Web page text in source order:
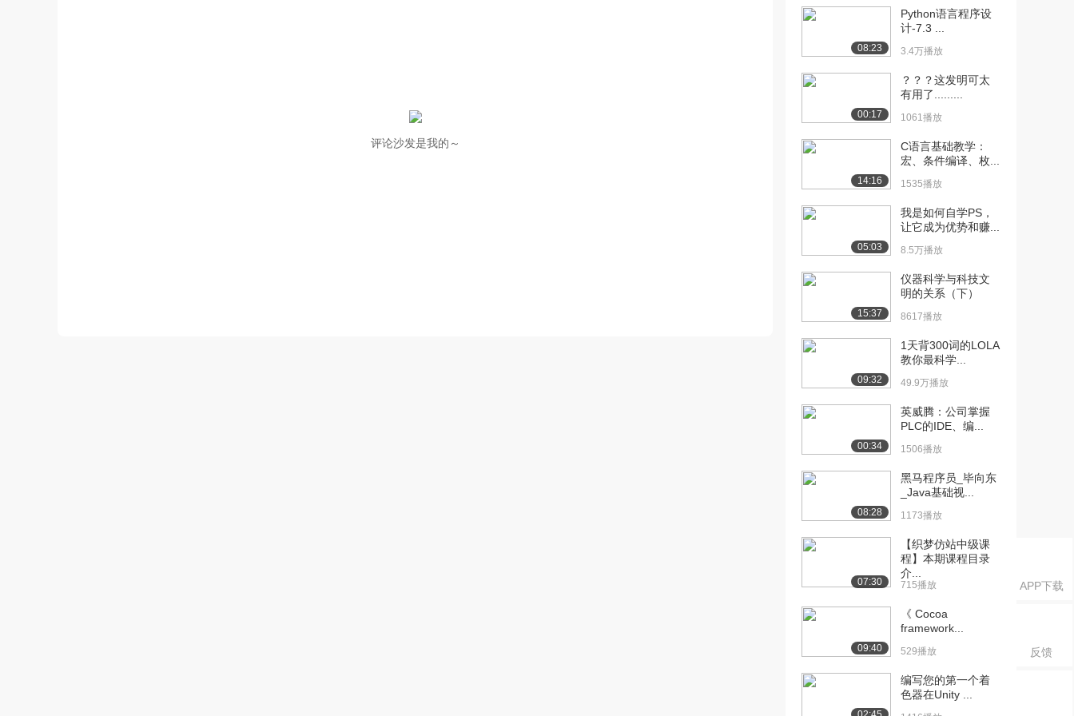
APP下载
反馈
评论沙发是我的～
[10] 千锋物联网教程：
3.01 open...
1105播放
[11] 千锋物联网教程：
3.02 锐化滤波...
1227播放
[12] 千锋物联网教程：
3.03 图像混合...
1458播放
04:28
[13] 千锋物联网教程：
07:41
[14] 千锋物联网教程：
07:40
[15] 千锋物联网教程：
09:36
[16] 千锋物联网教程：
09:40
[17] 千锋物联网教程：
07:22
[18] 千锋物联网教程：
3.06 协方差矩...
07:27
特征值与特...
特征值与特...
08:23
Python语言程序设
计-7.3 ...
3.4万播放
00:17
？？？这发明可太
有用了.........
1061播放
14:16
C语言基础教学：
宏、条件编译、枚...
1535播放
05:03
我是如何自学PS，
让它成为优势和赚...
8.5万播放
15:37
仪器科学与科技文
明的关系（下）
8617播放
09:32
1天背300词的LOLA
教你最科学...
49.9万播放
00:34
英威腾：公司掌握
PLC的IDE、编...
1506播放
08:28
黑马程序员_毕向东
_Java基础视...
1173播放
07:30
【织梦仿站中级课
程】本期课程目录
介...
715播放
09:40
《 Cocoa
framework...
529播放
编写您的第一个着
色器在Unity ...